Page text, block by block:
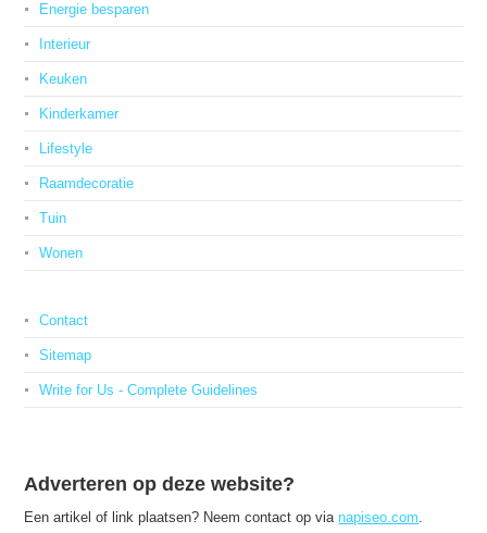
Energie besparen
Interieur
Keuken
Kinderkamer
Lifestyle
Raamdecoratie
Tuin
Wonen
Contact
Sitemap
Write for Us - Complete Guidelines
Adverteren op deze website?
Een artikel of link plaatsen? Neem contact op vianapiseo.com